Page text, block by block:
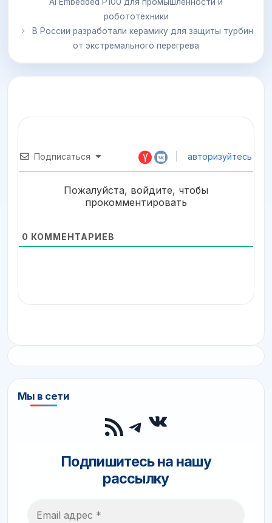
робототехники
В России разработали керамику для защиты турбин
от экстремального перегрева
Подписаться авторизуйтесь
Пожалуйста, войдите, чтобы
прокомментировать
0 КОММЕНТАРИЕВ
Мы в сети
RSS-лента
Telegram
ВКонтакте
Подпишитесь на нашу
рассылку